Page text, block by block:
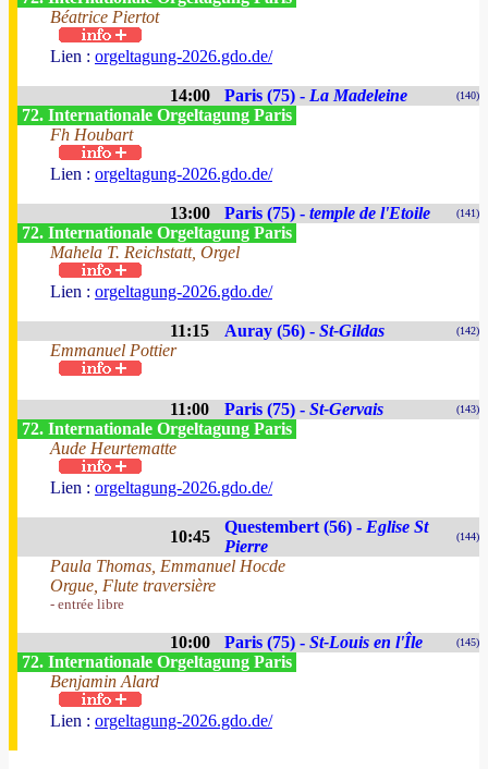
Béatrice Piertot
Lien : orgeltagung-2026.gdo.de/
14:00 Paris (75) - La Madeleine (140)
72. Internationale Orgeltagung Paris
Fh Houbart
Lien : orgeltagung-2026.gdo.de/
13:00 Paris (75) - temple de l'Etoile (141)
72. Internationale Orgeltagung Paris
Mahela T. Reichstatt, Orgel
Lien : orgeltagung-2026.gdo.de/
11:15 Auray (56) - St-Gildas (142)
Emmanuel Pottier
11:00 Paris (75) - St-Gervais (143)
72. Internationale Orgeltagung Paris
Aude Heurtematte
Lien : orgeltagung-2026.gdo.de/
10:45
Questembert (56) - Eglise St
Pierre
(144)
Paula Thomas, Emmanuel Hocde
Orgue, Flute traversière
- entrée libre
10:00 Paris (75) - St-Louis en l'Île (145)
72. Internationale Orgeltagung Paris
Benjamin Alard
Lien : orgeltagung-2026.gdo.de/